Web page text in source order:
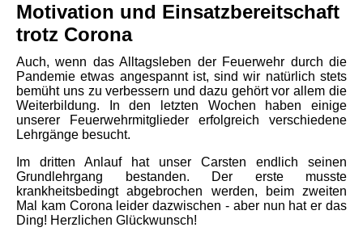
Motivation und Einsatzbereitschaft
trotz Corona
Auch, wenn das Alltagsleben der Feuerwehr durch die
Pandemie etwas angespannt ist, sind wir natürlich stets
bemüht uns zu verbessern und dazu gehört vor allem die
Weiterbildung. In den letzten Wochen haben einige
unserer Feuerwehrmitglieder erfolgreich verschiedene
Lehrgänge besucht.
Im dritten Anlauf hat unser Carsten endlich seinen
Grundlehrgang bestanden. Der erste musste
krankheitsbedingt abgebrochen werden, beim zweiten
Mal kam Corona leider dazwischen - aber nun hat er das
Ding! Herzlichen Glückwunsch!